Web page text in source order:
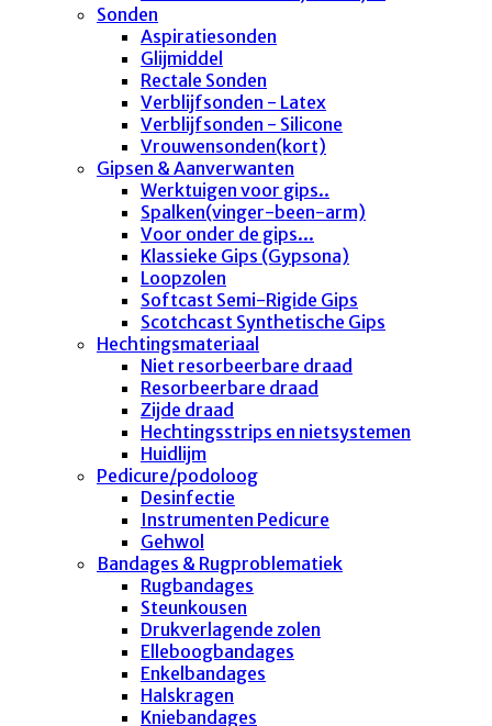
Sonden
Aspiratiesonden
Glijmiddel
Rectale Sonden
Verblijfsonden - Latex
Verblijfsonden - Silicone
Vrouwensonden(kort)
Gipsen & Aanverwanten
Werktuigen voor gips..
Spalken(vinger-been-arm)
Voor onder de gips...
Klassieke Gips (Gypsona)
Loopzolen
Softcast Semi-Rigide Gips
Scotchcast Synthetische Gips
Hechtingsmateriaal
Niet resorbeerbare draad
Resorbeerbare draad
Zijde draad
Hechtingsstrips en nietsystemen
Huidlijm
Pedicure/podoloog
Desinfectie
Instrumenten Pedicure
Gehwol
Bandages & Rugproblematiek
Rugbandages
Steunkousen
Drukverlagende zolen
Elleboogbandages
Enkelbandages
Halskragen
Kniebandages